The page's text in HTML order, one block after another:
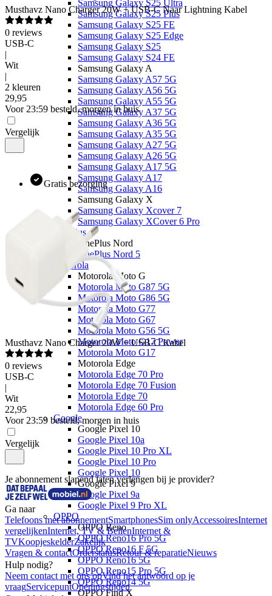
Samsung Galaxy S25 Ultra
Samsung Galaxy S25 Plus
Samsung Galaxy S25 FE
Samsung Galaxy S25 Edge
Samsung Galaxy S25
Samsung Galaxy S24 FE
Samsung Galaxy A
Samsung Galaxy A57 5G
Samsung Galaxy A56 5G
Samsung Galaxy A55 5G
Samsung Galaxy A37 5G
Samsung Galaxy A36 5G
Samsung Galaxy A35 5G
Samsung Galaxy A27 5G
Samsung Galaxy A26 5G
Samsung Galaxy A17 5G
Samsung Galaxy A17
Samsung Galaxy A16
Samsung Galaxy X
Samsung Galaxy Xcover 7
Samsung Galaxy XCover 6 Pro
OnePlus
OnePlus Nord
OnePlus Nord 5
Motorola
Motorola Moto G
Motorola Moto G87 5G
Motorola Moto G86 5G
Motorola Moto G77
Motorola Moto G67
Motorola Moto G56 5G
Motorola Moto G17 Power
Motorola Moto G17
Motorola Edge
Motorola Edge 70 Pro
Motorola Edge 70 Fusion
Motorola Edge 70
Motorola Edge 60 Pro
Google
Google Pixel 10
Google Pixel 10a
Google Pixel 10 Pro XL
Google Pixel 10 Pro
Google Pixel 10
Google Pixel 9
Google Pixel 9a
Google Pixel 9 Pro XL
OPPO
OPPO Reno
OPPO Reno16 Pro 5G
OPPO Reno16 F 5G
OPPO Reno16 5G
OPPO Reno15 Pro 5G
OPPO Reno14 5G
OPPO Find X
Musthavz Nano Charger 20W + USB-C Naar Lightning Kabel
0 reviews
USB-C
|
Wit
|
2 kleuren
29,95
Voor 23:59 besteld, morgen in huis
Vergelijk
Gratis bezorging
Musthavz Nano Charger 20W + USB-C Kabel
0 reviews
USB-C
|
Wit
22,95
Voor 23:59 besteld, morgen in huis
Vergelijk
Je abonnement slapend laten verlengen bij je provider?
Ga naar
Telefoons met abonnementSmartphonesSim onlyAccessoiresInternet
vergelijkenInternet, TV & BellenInternet &
TVKoopjeskelderZakelijk
Vragen & contactOrderstatusRetour & reparatieNieuws
Hulp nodig?
Neem contact met ons opVind het antwoord op je
vraagServicepuntOpeningstijden